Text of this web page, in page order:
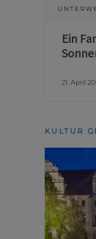
Ein
21. April
KULTUR